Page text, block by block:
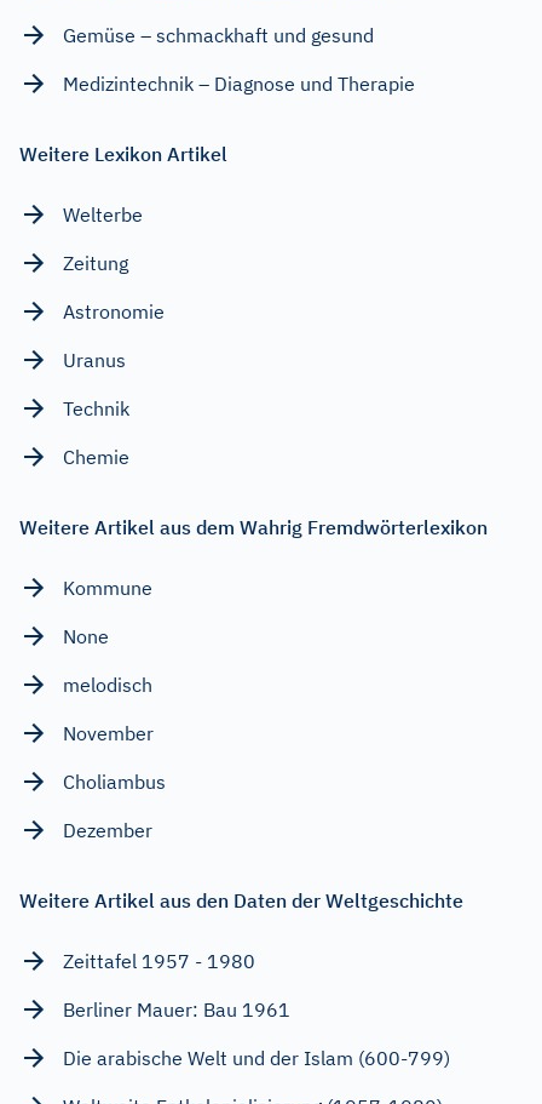
Gemüse – schmackhaft und gesund
Medizintechnik – Diagnose und Therapie
Weitere Lexikon Artikel
Welterbe
Zeitung
Astronomie
Uranus
Technik
Chemie
Weitere Artikel aus dem Wahrig Fremdwörterlexikon
Kommune
None
melodisch
November
Choliambus
Dezember
Weitere Artikel aus den Daten der Weltgeschichte
Zeittafel 1957 - 1980
Berliner Mauer: Bau 1961
Die arabische Welt und der Islam (600-799)